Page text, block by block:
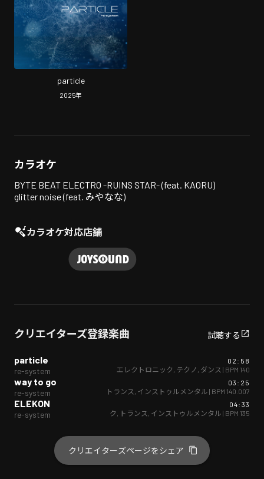
particle
2025年
カラオケ
BYTE BEAT ELECTRO -RUINS STAR- (feat. KAORU)
glitter noise (feat. みやなな)
カラオケ対応店舗
クリエイターズ登録楽曲 試聴する
particle
re-system
02:58
エレクトロニック , テクノ , ダンス | BPM 140
way to go
re-system
03:25
エレクトロニック
トランス , インストゥルメンタル | BPM 140.007
ELEKON
re-system
04:33
エレクトロニック , トランス , インストゥルメンタル | BPM 135
クリエイターズページをシェア